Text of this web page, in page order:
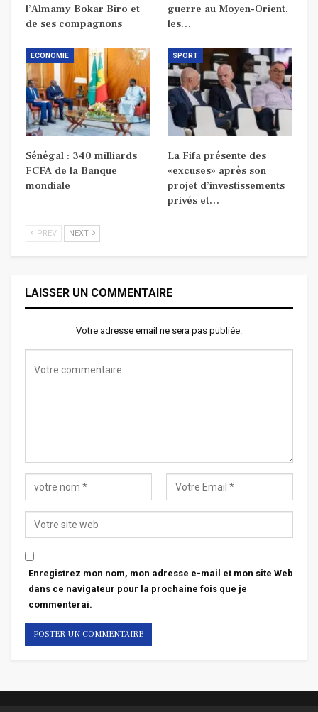
l’Almamy Bokar Biro et
de ses compagnons
guerre au Moyen-Orient,
les…
ECONOMIE
Sénégal : 340 milliards
FCFA de la Banque
mondiale
SPORT
La Fifa présente des
«excuses» après son
projet d’investissements
privés et…
PREV NEXT
LAISSER UN COMMENTAIRE
Votre adresse email ne sera pas publiée.
Enregistrez mon nom, mon adresse e-mail et mon site Web
dans ce navigateur pour la prochaine fois que je
commenterai.